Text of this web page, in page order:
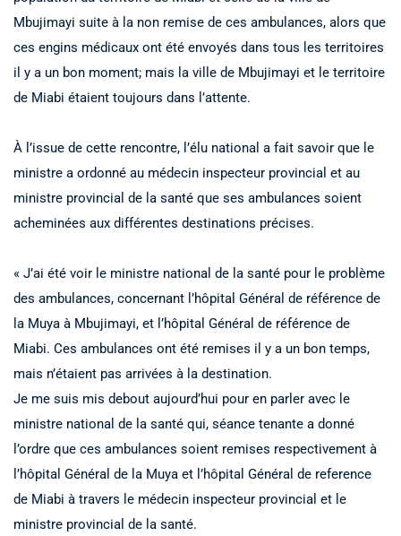
Mbujimayi suite à la non remise de ces ambulances, alors que
ces engins médicaux ont été envoyés dans tous les territoires
il y a un bon moment; mais la ville de Mbujimayi et le territoire
de Miabi étaient toujours dans l’attente.
À l’issue de cette rencontre, l’élu national a fait savoir que le
ministre a ordonné au médecin inspecteur provincial et au
ministre provincial de la santé que ses ambulances soient
acheminées aux différentes destinations précises.
« J’ai été voir le ministre national de la santé pour le problème
des ambulances, concernant l’hôpital Général de référence de
la Muya à Mbujimayi, et l’hôpital Général de référence de
Miabi. Ces ambulances ont été remises il y a un bon temps,
mais n’étaient pas arrivées à la destination.
Je me suis mis debout aujourd’hui pour en parler avec le
ministre national de la santé qui, séance tenante a donné
l’ordre que ces ambulances soient remises respectivement à
l’hôpital Général de la Muya et l’hôpital Général de reference
de Miabi à travers le médecin inspecteur provincial et le
ministre provincial de la santé.